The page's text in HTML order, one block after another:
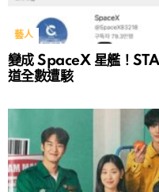
藝人
變成 SpaceX 星艦！
道全數遭駭